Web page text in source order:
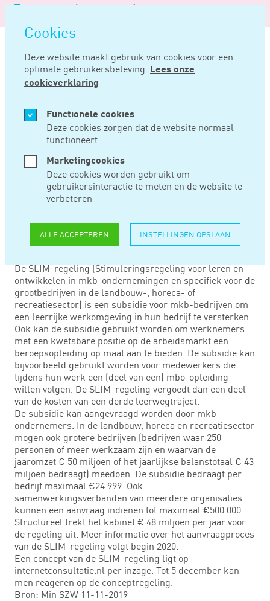
overslaan
Cookies
Deze website maakt gebruik van cookies voor een
optimale gebruikersbeleving. Lees onze
cookieverklaring
Functionele cookies
Deze cookies zorgen dat de website normaal
functioneert
Marketingcookies
Deze cookies worden gebruikt om
gebruikersinteractie te meten en de website te
verbeteren
ALLE ACCEPTEREN INSTELLINGEN OPSLAAN
Logo
Noord
Negentig
Home Nieuws Slim ontwikkelen in het mkb
NOV 14, 2019
SLIM ONTWIKKELEN
IN HET MKB
maart 2020 de SLIM-regeling ingevoerd. Deze regeling
voorziet in een subsidie voor ontwikkelen en leren binnen
De SLIM-regeling (Stimuleringsregeling voor leren en
ontwikkelen in mkb-ondernemingen en specifiek voor de
grootbedrijven in de landbouw-, horeca- of
recreatiesector) is een subsidie voor mkb-bedrijven om
een leerrijke werkomgeving in hun bedrijf te versterken.
Ook kan de subsidie gebruikt worden om werknemers
met een kwetsbare positie op de arbeidsmarkt een
beroepsopleiding op maat aan te bieden. De subsidie kan
bijvoorbeeld gebruikt worden voor medewerkers die
tijdens hun werk een (deel van een) mbo-opleiding
willen volgen. De SLIM-regeling vergoedt dan een deel
van de kosten van een derde leerwegtraject.
De subsidie kan aangevraagd worden door mkb-
ondernemers. In de landbouw, horeca en recreatiesector
mogen ook grotere bedrijven (bedrijven waar 250
personen of meer werkzaam zijn en waarvan de
jaaromzet € 50 miljoen of het jaarlijkse balanstotaal € 43
miljoen bedraagt) meedoen. De subsidie bedraagt per
bedrijf maximaal €24.999. Ook
samenwerkingsverbanden van meerdere organisaties
kunnen een aanvraag indienen tot maximaal €500.000.
Structureel trekt het kabinet € 48 miljoen per jaar voor
de regeling uit. Meer informatie over het aanvraagproces
van de SLIM-regeling volgt begin 2020.
Een concept van de SLIM-regeling ligt op
internetconsultatie.nl per inzage. Tot 5 december kan
men reageren op de conceptregeling.
Bron: Min SZW 11-11-2019